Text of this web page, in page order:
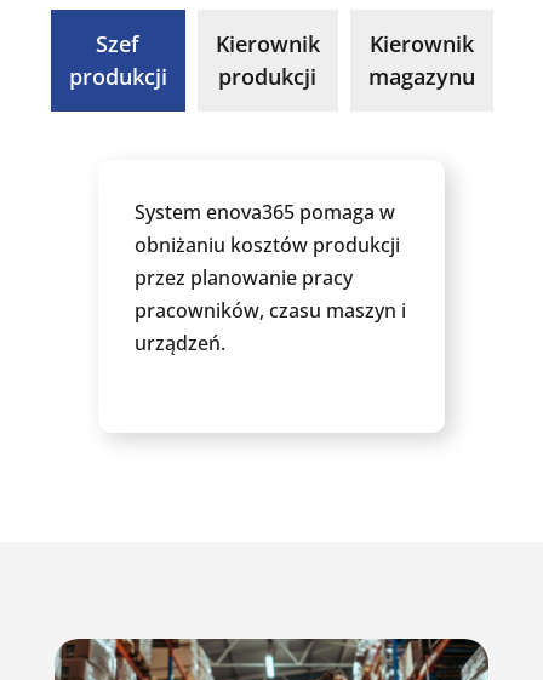
Szef
produkcji
Kierownik
produkcji
Kierownik
magazynu
System enova365 pomaga w
obniżaniu kosztów produkcji
przez planowanie pracy
pracowników, czasu maszyn i
urządzeń.